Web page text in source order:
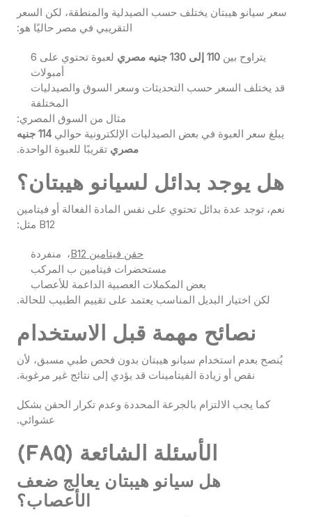
سعر سيانو هيبتان يختلف حسب الصيدلية والمنطقة، لكن السعر
التقريبي في مصر حاليًا هو:
يتراوح بين 110 إلى 130 جنيه مصري
لعبوة تحتوي على 6
أمبولات
قد يختلف السعر حسب التحديثات وسعر السوق والصيدليات
المختلفة
مثال من السوق المصري:
يبلغ سعر العبوة في بعض الصيدليات الإلكترونية حوالي
114 جنيه
مصري تقريبًا للعبوة الواحدة.
هل يوجد بدائل لسيانو هيبتان؟
نعم، توجد عدة بدائل تحتوي على نفس المادة الفعالة أو فيتامين
B12 مثل:
حقن فيتامين B12
، منفردة
مستحضرات فيتامين ب المركب
بعض المكملات العصبية الداعمة للأعصاب
لكن اختيار البديل المناسب يعتمد على تقييم الطبيب للحالة.
نصائح مهمة قبل الاستخدام
يُنصح بعدم استخدام سيانو هيبتان بدون فحص طبي مسبق، لأن
نقص أو زيادة الفيتامينات قد يؤدي إلى نتائج غير مرغوبة.
كما يجب الالتزام بالجرعة المحددة وعدم تكرار الحقن بشكل
عشوائي.
الأسئلة الشائعة (FAQ)
هل سيانو هيبتان يعالج ضعف
الأعصاب؟